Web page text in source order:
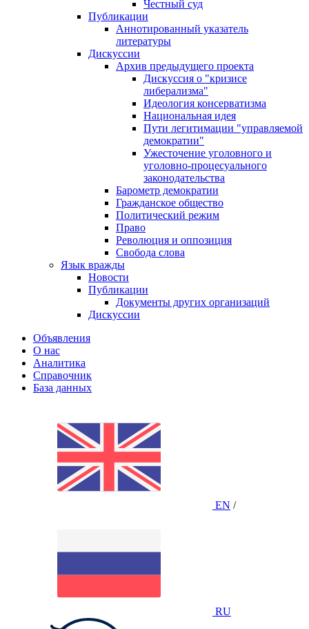
Честный суд
Публикации
Аннотированный указатель
литературы
Дискуссии
Архив предыдущего проекта
Дискуссия о "кризисе
либерализма"
Идеология консерватизма
Национальная идея
Пути легитимации "управляемой
демократии"
Ужесточение уголовного и
уголовно-процесуального
законодательства
Барометр демократии
Гражданское общество
Политический режим
Право
Революция и оппозиция
Свобода слова
Язык вражды
Новости
Публикации
Документы других организаций
Дискуссии
Объявления
О нас
Аналитика
Справочник
База данных
EN /
RU